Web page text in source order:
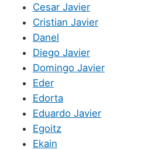
Cesar Javier
Cristian Javier
Danel
Diego Javier
Domingo Javier
Eder
Edorta
Eduardo Javier
Egoitz
Ekain